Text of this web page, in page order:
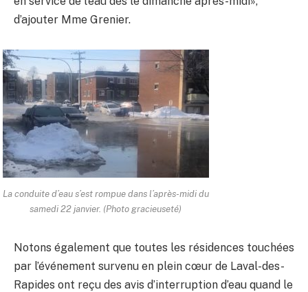
d’ajouter Mme Grenier.
La conduite d’eau s’est rompue dans l’après-midi du
samedi 22 janvier. (Photo gracieuseté)
Notons également que toutes les résidences touchées
par l’événement survenu en plein cœur de Laval-des-
Rapides ont reçu des avis d’interruption d’eau quand le